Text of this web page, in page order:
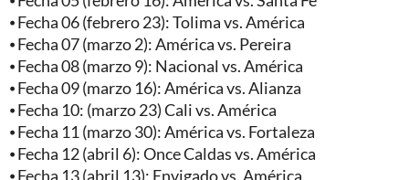
⦁ Fecha 06 (febrero 23): Tolima vs. América
⦁ Fecha 07 (marzo 2): América vs. Pereira
⦁ Fecha 08 (marzo 9): Nacional vs. América
⦁ Fecha 09 (marzo 16): América vs. Alianza
⦁ Fecha 10: (marzo 23) Cali vs. América
⦁ Fecha 11 (marzo 30): América vs. Fortaleza
⦁ Fecha 12 (abril 6): Once Caldas vs. América
⦁ Fecha 13 (abril 13): Envigado vs. América